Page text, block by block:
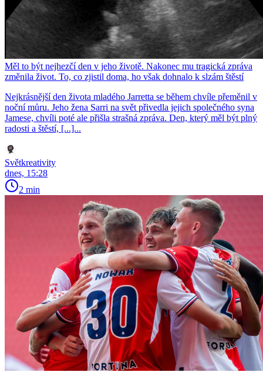
Měl to být nejhezčí den v jeho životě. Nakonec mu tragická zpráva
změnila život. To, co zjistil doma, ho však dohnalo k slzám štěstí
Nejkrásnější den života mladého Jarretta se během chvíle přeměnil v
noční můru. Jeho žena Sarri na svět přivedla jejich společného syna
Jamese, chvíli poté ale přišla strašná zpráva. Den, který měl být plný
radosti a štěstí, [...]...
Světkreativity
dnes, 15:28
2 min